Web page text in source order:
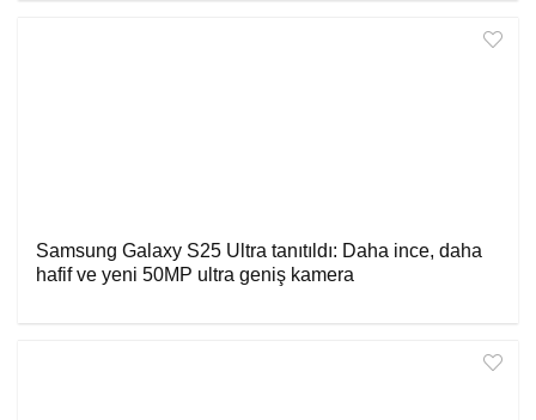
Samsung Galaxy S25 Ultra tanıtıldı: Daha ince, daha
hafif ve yeni 50MP ultra geniş kamera